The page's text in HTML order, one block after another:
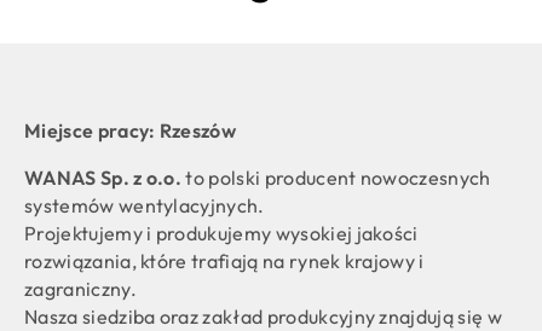
Miejsce pracy: Rzeszów
WANAS Sp. z o.o. to polski producent nowoczesnych
systemów wentylacyjnych.
Projektujemy i produkujemy wysokiej jakości
rozwiązania, które trafiają na rynek krajowy i
zagraniczny.
Nasza siedziba oraz zakład produkcyjny znajdują się w